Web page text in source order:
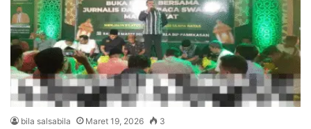
bila salsabila Maret 19, 2026 3